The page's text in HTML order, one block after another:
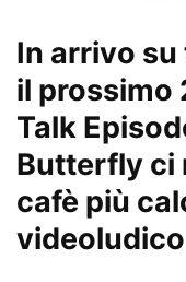
In arrivo
il prossimo
Talk
Butterfly ci
cafè più
videoludico